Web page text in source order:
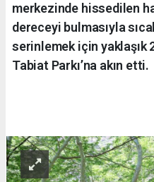
merkezinde hissedilen
dereceyi bulmasıyla
serinlemek için yaklaşık
Tabiat Parkı’na akın etti.